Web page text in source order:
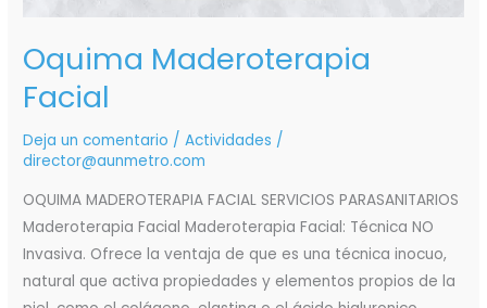
Oquima Maderoterapia
Facial
Deja un comentario /Actividades /
director@aunmetro.com
OQUIMA MADEROTERAPIA FACIAL SERVICIOS PARASANITARIOS
Maderoterapia Facial Maderoterapia Facial: Técnica NO
Invasiva. Ofrece la ventaja de que es una técnica inocuo,
natural que activa propiedades y elementos propios de la